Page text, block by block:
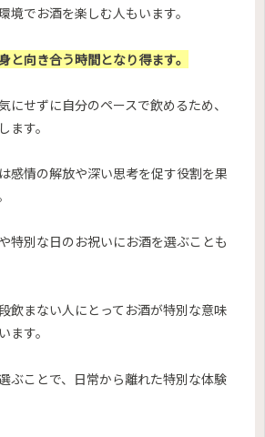
境でお酒を楽しむ人もいます。
と向き合う時間となり得ます。
にせずに自分のペースで飲めるため、
ます。
感情の解放や深い思考を促す役割を果
特別な日のお祝いにお酒を選ぶことも
飲まない人にとってお酒が特別な意味
ます。
ぶことで、日常から離れた特別な体験